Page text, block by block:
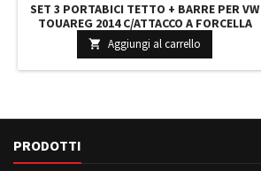
SET 3 PORTABICI TETTO + BARRE PER VW
TOUAREG 2014 C/ATTACCO A FORCELLA
REGISTRABILI BARRE 110 CM
C/SERRATURA + KIT ATTACCHI
 Aggiungi al carrello
PRODOTTI